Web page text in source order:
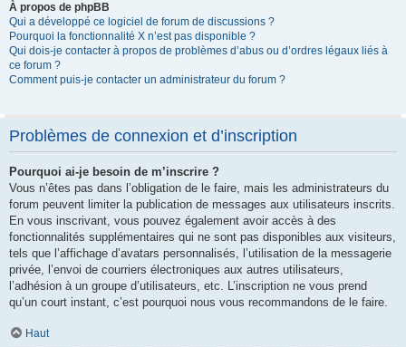
À propos de phpBB
Qui a développé ce logiciel de forum de discussions ?
Pourquoi la fonctionnalité X n’est pas disponible ?
Qui dois-je contacter à propos de problèmes d’abus ou d’ordres légaux liés à
ce forum ?
Comment puis-je contacter un administrateur du forum ?
Problèmes de connexion et d’inscription
Pourquoi ai-je besoin de m’inscrire ?
Vous n’êtes pas dans l’obligation de le faire, mais les administrateurs du
forum peuvent limiter la publication de messages aux utilisateurs inscrits.
En vous inscrivant, vous pouvez également avoir accès à des
fonctionnalités supplémentaires qui ne sont pas disponibles aux visiteurs,
tels que l’affichage d’avatars personnalisés, l’utilisation de la messagerie
privée, l’envoi de courriers électroniques aux autres utilisateurs,
l’adhésion à un groupe d’utilisateurs, etc. L’inscription ne vous prend
qu’un court instant, c’est pourquoi nous vous recommandons de le faire.
Haut